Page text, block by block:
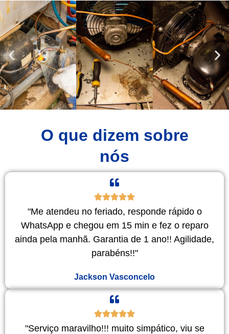
O que dizem sobre
nós
"Me atendeu no feriado, responde rápido o
WhatsApp e chegou em 15 min e fez o reparo
ainda pela manhã. Garantia de 1 ano!! Agilidade,
parabéns!!"
Jackson Vasconcelo
"Serviço maravilho!!! muito simpático, viu se